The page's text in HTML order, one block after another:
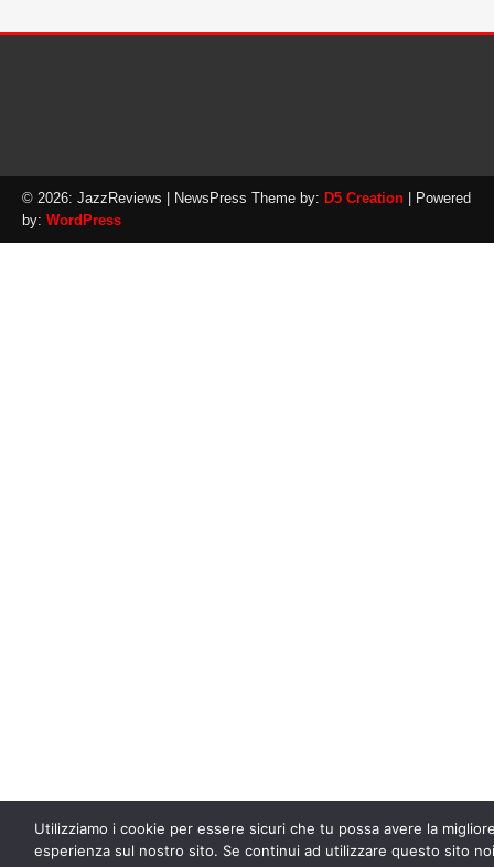
© 2026: JazzReviews | NewsPress Theme by: D5 Creation | Powered
by: WordPress
Utilizziamo i cookie per essere sicuri che tu possa avere la
esperienza sul nostro sito. Se continui ad utilizzare questo sito noi